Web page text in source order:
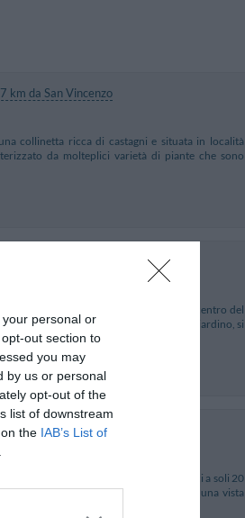
personal or
out section to
you may
by us or personal
opt-out of the
list of downstream
the IAB’s List of
km da San Vincenzo
collinetta ricca di castagni e situata in località
da molteplici varietà di piante che sono
Valcanina Sassetta a circa 800 mt dal centro del
Carducci. Inserita in circa 500 mq di giardino, si
Vincenzo
Toscane
10.57 km
situati a Marina di Castagneto Carducci a soli 20
ascensori, gli appartamenti offrono una vista